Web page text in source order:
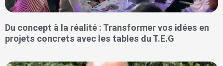
Du concept à la réalité : Transformer vos idées en
projets concrets avec les tables du T.E.G